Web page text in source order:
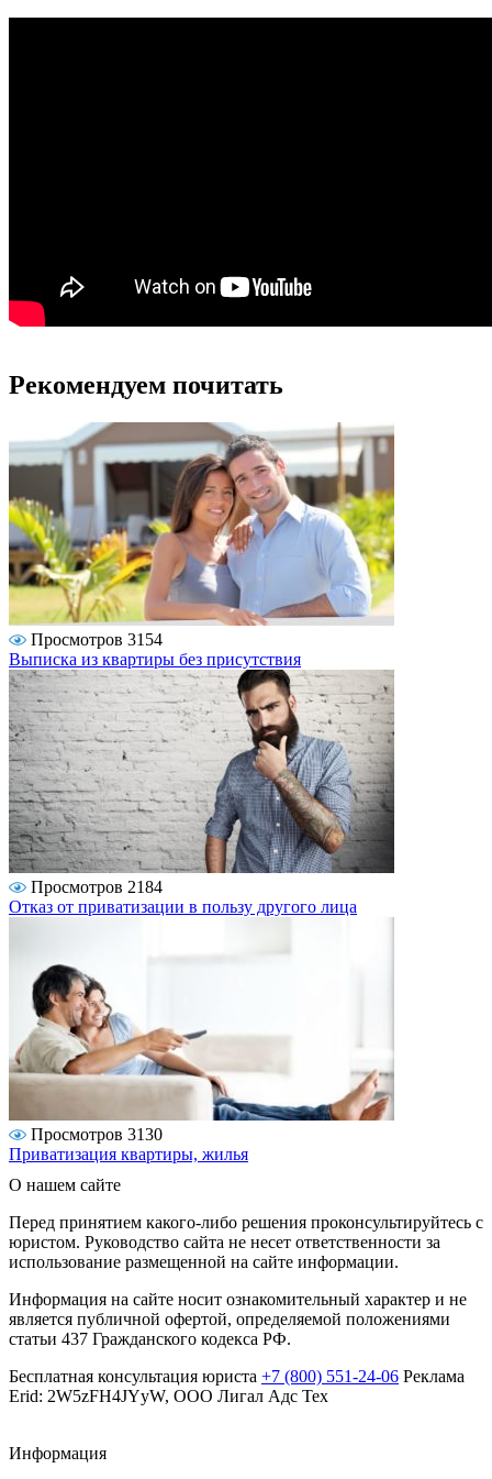
Рекомендуем почитать
Просмотров 3154
Выписка из квартиры без присутствия
Просмотров 2184
Отказ от приватизации в пользу другого лица
Просмотров 3130
Приватизация квартиры, жилья
О нашем сайте
Перед принятием какого-либо решения проконсультируйтесь с
юристом. Руководство сайта не несет ответственности за
использование размещенной на сайте информации.
Информация на сайте носит ознакомительный характер и не
является публичной офертой, определяемой положениями
статьи 437 Гражданского кодекса РФ.
Бесплатная консультация юриста +7 (800) 551-24-06 Реклама
Erid: 2W5zFH4JYyW, ООО Лигал Адс Тех
Информация